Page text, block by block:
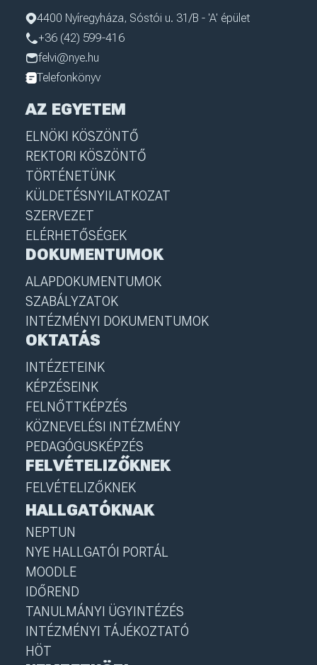
4400 Nyíregyháza, Sóstói u. 31/B - 'A' épület
+36 (42) 599-416
felvi@nye.hu
Telefonkönyv
AZ EGYETEM
ELNÖKI KÖSZÖNTŐ
REKTORI KÖSZÖNTŐ
TÖRTÉNETÜNK
KÜLDETÉSNYILATKOZAT
SZERVEZET
ELÉRHETŐSÉGEK
DOKUMENTUMOK
ALAPDOKUMENTUMOK
SZABÁLYZATOK
INTÉZMÉNYI DOKUMENTUMOK
OKTATÁS
INTÉZETEINK
KÉPZÉSEINK
FELNŐTTKÉPZÉS
KÖZNEVELÉSI INTÉZMÉNY
PEDAGÓGUSKÉPZÉS
FELVÉTELIZŐKNEK
FELVÉTELIZŐKNEK
HALLGATÓKNAK
NEPTUN
NYE HALLGATÓI PORTÁL
MOODLE
IDŐREND
TANULMÁNYI ÜGYINTÉZÉS
INTÉZMÉNYI TÁJÉKOZTATÓ
HÖT